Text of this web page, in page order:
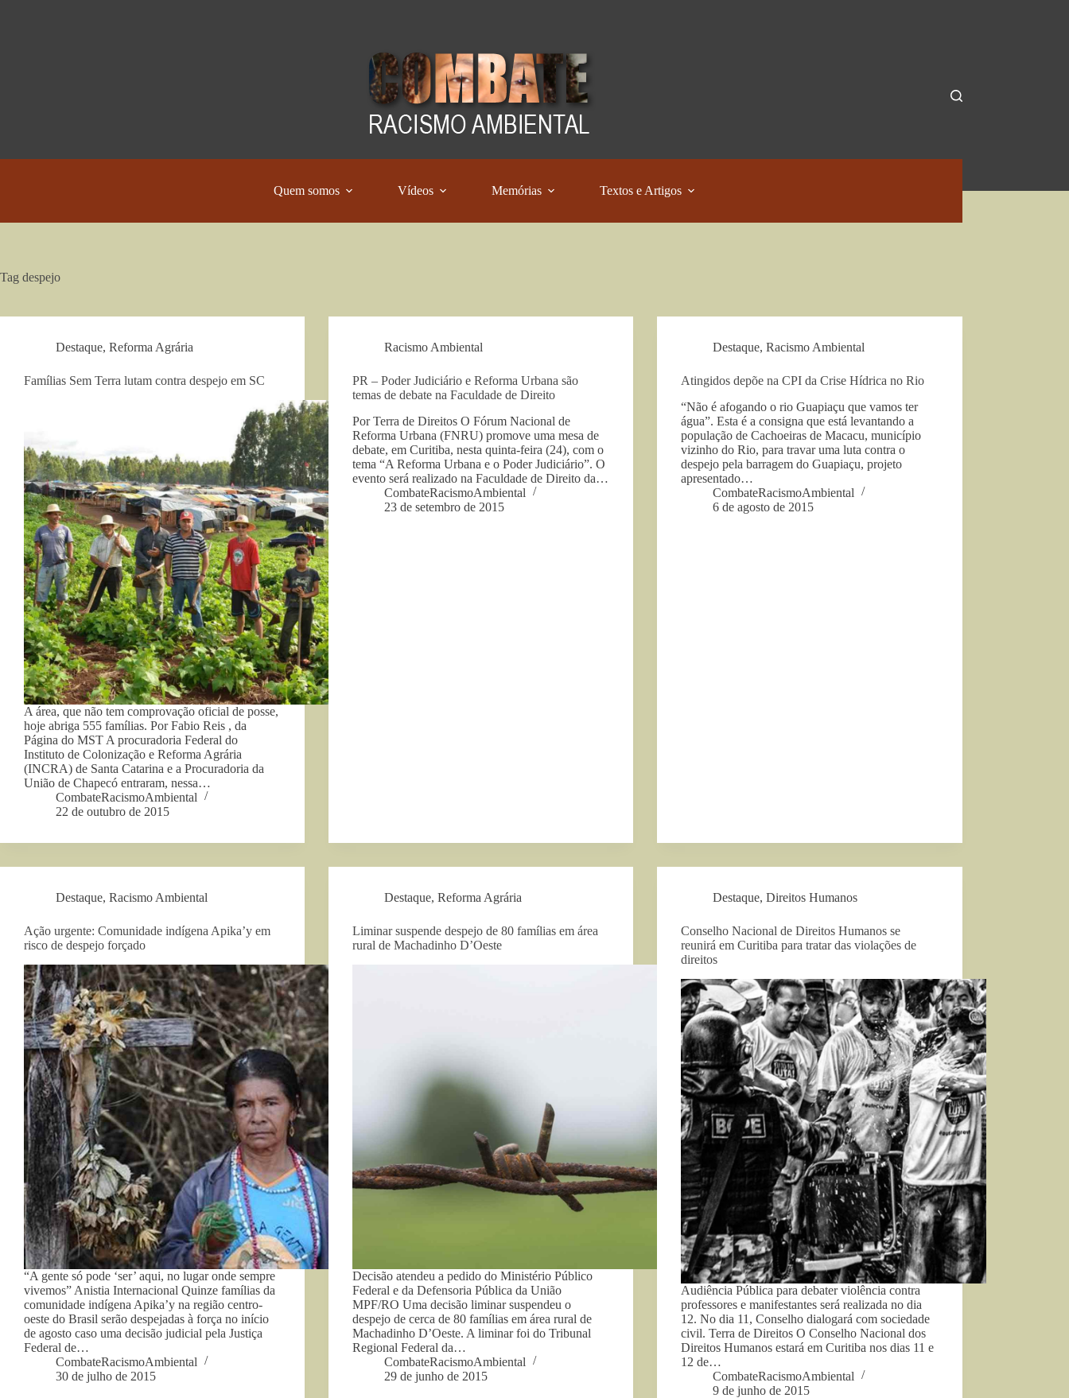
Quem somos Vídeos Memórias Textos e Artigos
Tag despejo
Destaque, Reforma Agrária
Famílias Sem Terra lutam contra despejo em SC
A área, que não tem comprovação oficial de posse,
hoje abriga 555 famílias. Por Fabio Reis , da
Página do MST A procuradoria Federal do
Instituto de Colonização e Reforma Agrária
(INCRA) de Santa Catarina e a Procuradoria da
União de Chapecó entraram, nessa…
CombateRacismoAmbiental
22 de outubro de 2015
Racismo Ambiental
PR – Poder Judiciário e Reforma Urbana são
temas de debate na Faculdade de Direito
Por Terra de Direitos O Fórum Nacional de
Reforma Urbana (FNRU) promove uma mesa de
debate, em Curitiba, nesta quinta-feira (24), com o
tema “A Reforma Urbana e o Poder Judiciário”. O
evento será realizado na Faculdade de Direito da…
CombateRacismoAmbiental
23 de setembro de 2015
Destaque,Racismo Ambiental
Atingidos depõe na CPI da Crise Hídrica no Rio
“Não é afogando o rio Guapiaçu que vamos ter
água”. Esta é a consigna que está levantando a
população de Cachoeiras de Macacu, município
vizinho do Rio, para travar uma luta contra o
despejo pela barragem do Guapiaçu, projeto
apresentado…
CombateRacismoAmbiental
6 de agosto de 2015
Destaque, Racismo Ambiental
Ação urgente: Comunidade indígena Apika’y em
risco de despejo forçado
“A gente só pode ‘ser’ aqui, no lugar onde sempre
vivemos” Anistia Internacional Quinze famílias da
comunidade indígena Apika’y na região centro-
oeste do Brasil serão despejadas à força no início
de agosto caso uma decisão judicial pela Justiça
Federal de…
CombateRacismoAmbiental
30 de julho de 2015
Destaque,Reforma Agrária
Liminar suspende despejo de 80 famílias em área
rural de Machadinho D’Oeste
Decisão atendeu a pedido do Ministério Público
Federal e da Defensoria Pública da União
MPF/RO Uma decisão liminar suspendeu o
despejo de cerca de 80 famílias em área rural de
Machadinho D’Oeste. A liminar foi do Tribunal
Regional Federal da…
CombateRacismoAmbiental
29 de junho de 2015
Destaque,Direitos Humanos
Conselho Nacional de Direitos Humanos se
reunirá em Curitiba para tratar das violações de
direitos
Audiência Pública para debater violência contra
professores e manifestantes será realizada no dia
12. No dia 11, Conselho dialogará com sociedade
civil. Terra de Direitos O Conselho Nacional dos
Direitos Humanos estará em Curitiba nos dias 11 e
12 de…
CombateRacismoAmbiental
9 de junho de 2015